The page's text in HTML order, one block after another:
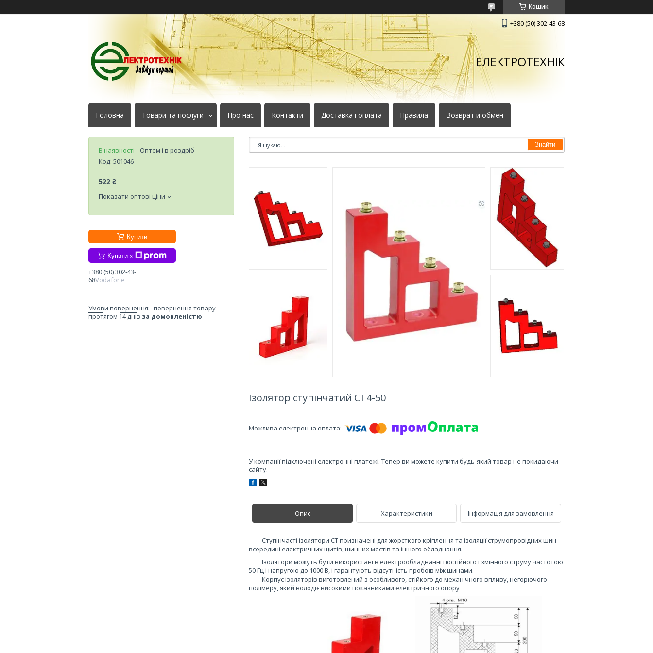
Кошик
+380 (50) 302-43-68
ЕЛЕКТРОТЕХНІК
Головна Товари та послуги Про нас Контакти Доставка і оплата Правила Возврат и обмен
Знайти
Ізолятор ступінчатий CT4-50
У компанії підключені електронні платежі. Тепер ви можете купити будь-який товар не покидаючи
сайту.
Опис Характеристики Інформація для замовлення
Ступінчасті ізолятори CT призначені для жорсткого кріплення та ізоляції струмопровідних шин
всередині електричних щитів, шинних мостів та іншого обладнання.
Ізолятори можуть бути використані в електрообладнанні постійного і змінного струму частотою
50 Гц і напругою до 1000 В, і гарантують відсутність пробоїв між шинами.
Корпус ізоляторів виготовлений з особливого, стійкого до механічного впливу, негорючого
полімеру, який володіє високими показниками електричного опору
В наявності
Оптом і в роздріб
Код: 501046
522 ₴
Показати оптові ціни
Купити
Купити з
+380 (50) 302-43-
68Vodafone
повернення товару
протягом 14 днів за домовленістю